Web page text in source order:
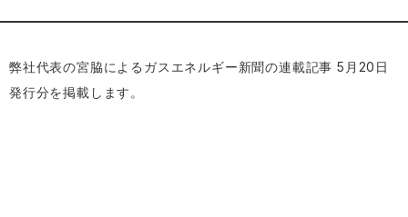
弊社代表の宮脇によるガスエネルギー新聞の連載記事 5月20日
発行分を掲載します。